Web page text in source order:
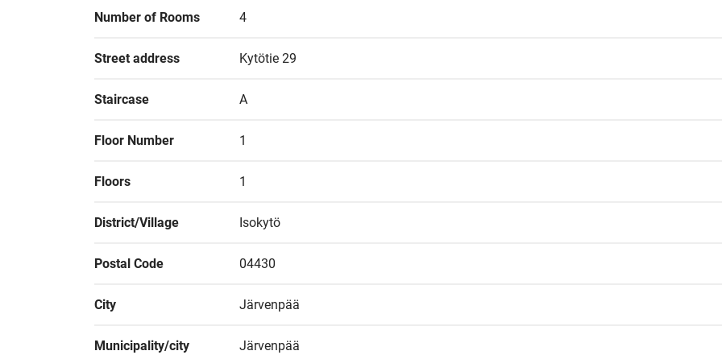
Number of Rooms 4
Street address Kytötie 29
Staircase A
Floor Number 1
Floors 1
District/Village Isokytö
Postal Code 04430
City Järvenpää
Municipality/city Järvenpää